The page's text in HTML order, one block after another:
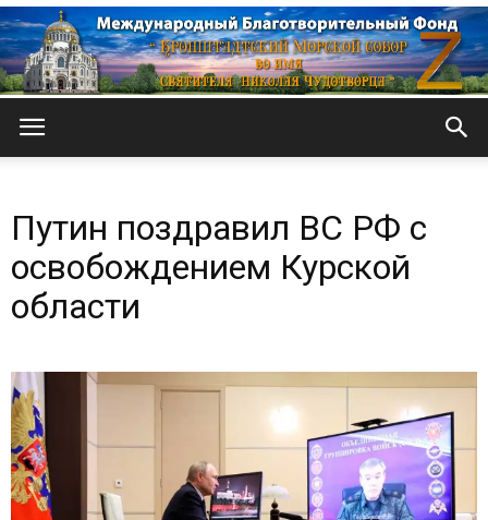
Морской
Путин поздравил ВС РФ с
освобождением Курской
области